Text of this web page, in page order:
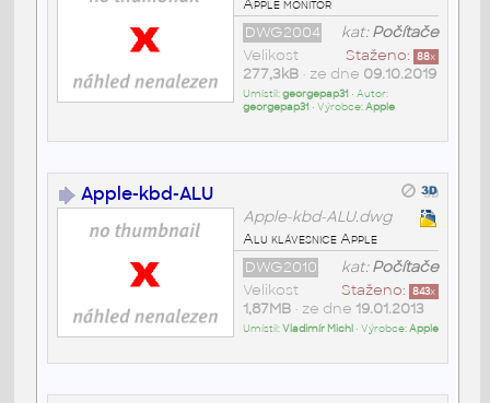
Apple monitor
kat:Počítače
DWG2004
Staženo: 88x
Velikost
277,3kB• ze dne 09.10.2019
Umístil:georgepap31 • Autor:
georgepap31 • Výrobce:Apple
Apple-kbd-ALU
Apple-kbd-ALU.dwg
Alu klávesnice Apple
kat:Počítače
DWG2010
Staženo: 843x
Velikost
1,87MB• ze dne 19.01.2013
Umístil:Vladimír Michl • Výrobce:Apple